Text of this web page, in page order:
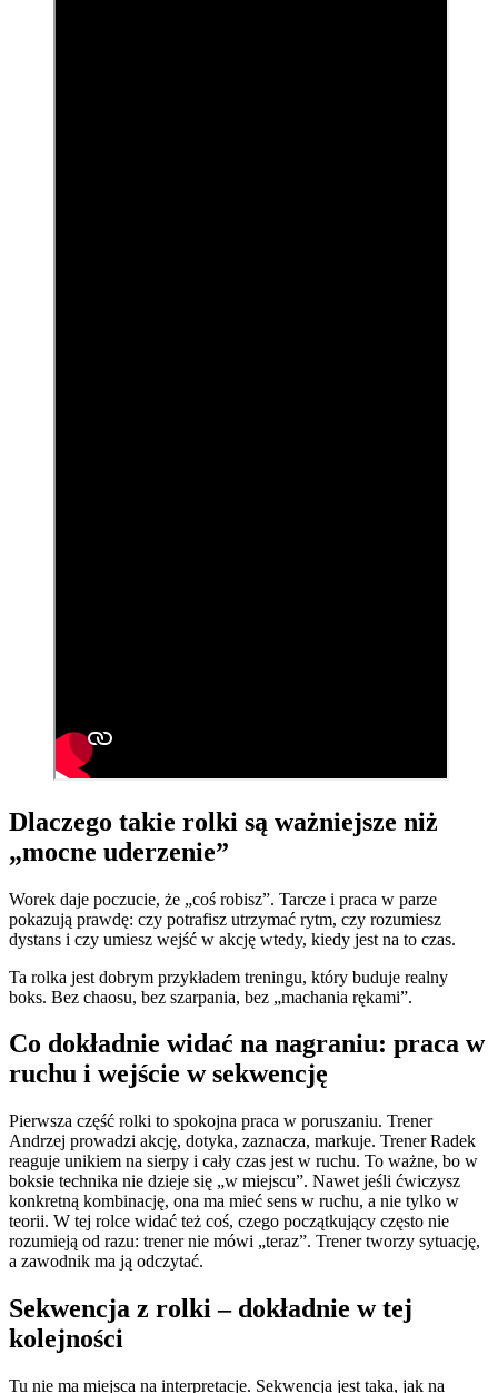
Dlaczego takie rolki są ważniejsze niż
„mocne uderzenie”
Worek daje poczucie, że „coś robisz”. Tarcze i praca w parze
pokazują prawdę: czy potrafisz utrzymać rytm, czy rozumiesz
dystans i czy umiesz wejść w akcję wtedy, kiedy jest na to czas.
Ta rolka jest dobrym przykładem treningu, który buduje realny
boks. Bez chaosu, bez szarpania, bez „machania rękami”.
Co dokładnie widać na nagraniu: praca w
ruchu i wejście w sekwencję
Pierwsza część rolki to spokojna praca w poruszaniu. Trener
Andrzej prowadzi akcję, dotyka, zaznacza, markuje. Trener Radek
reaguje unikiem na sierpy i cały czas jest w ruchu. To ważne, bo w
boksie technika nie dzieje się „w miejscu”. Nawet jeśli ćwiczysz
konkretną kombinację, ona ma mieć sens w ruchu, a nie tylko w
teorii. W tej rolce widać też coś, czego początkujący często nie
rozumieją od razu: trener nie mówi „teraz”. Trener tworzy sytuację,
a zawodnik ma ją odczytać.
Sekwencja z rolki – dokładnie w tej
kolejności
Tu nie ma miejsca na interpretacje. Sekwencja jest taka, jak na